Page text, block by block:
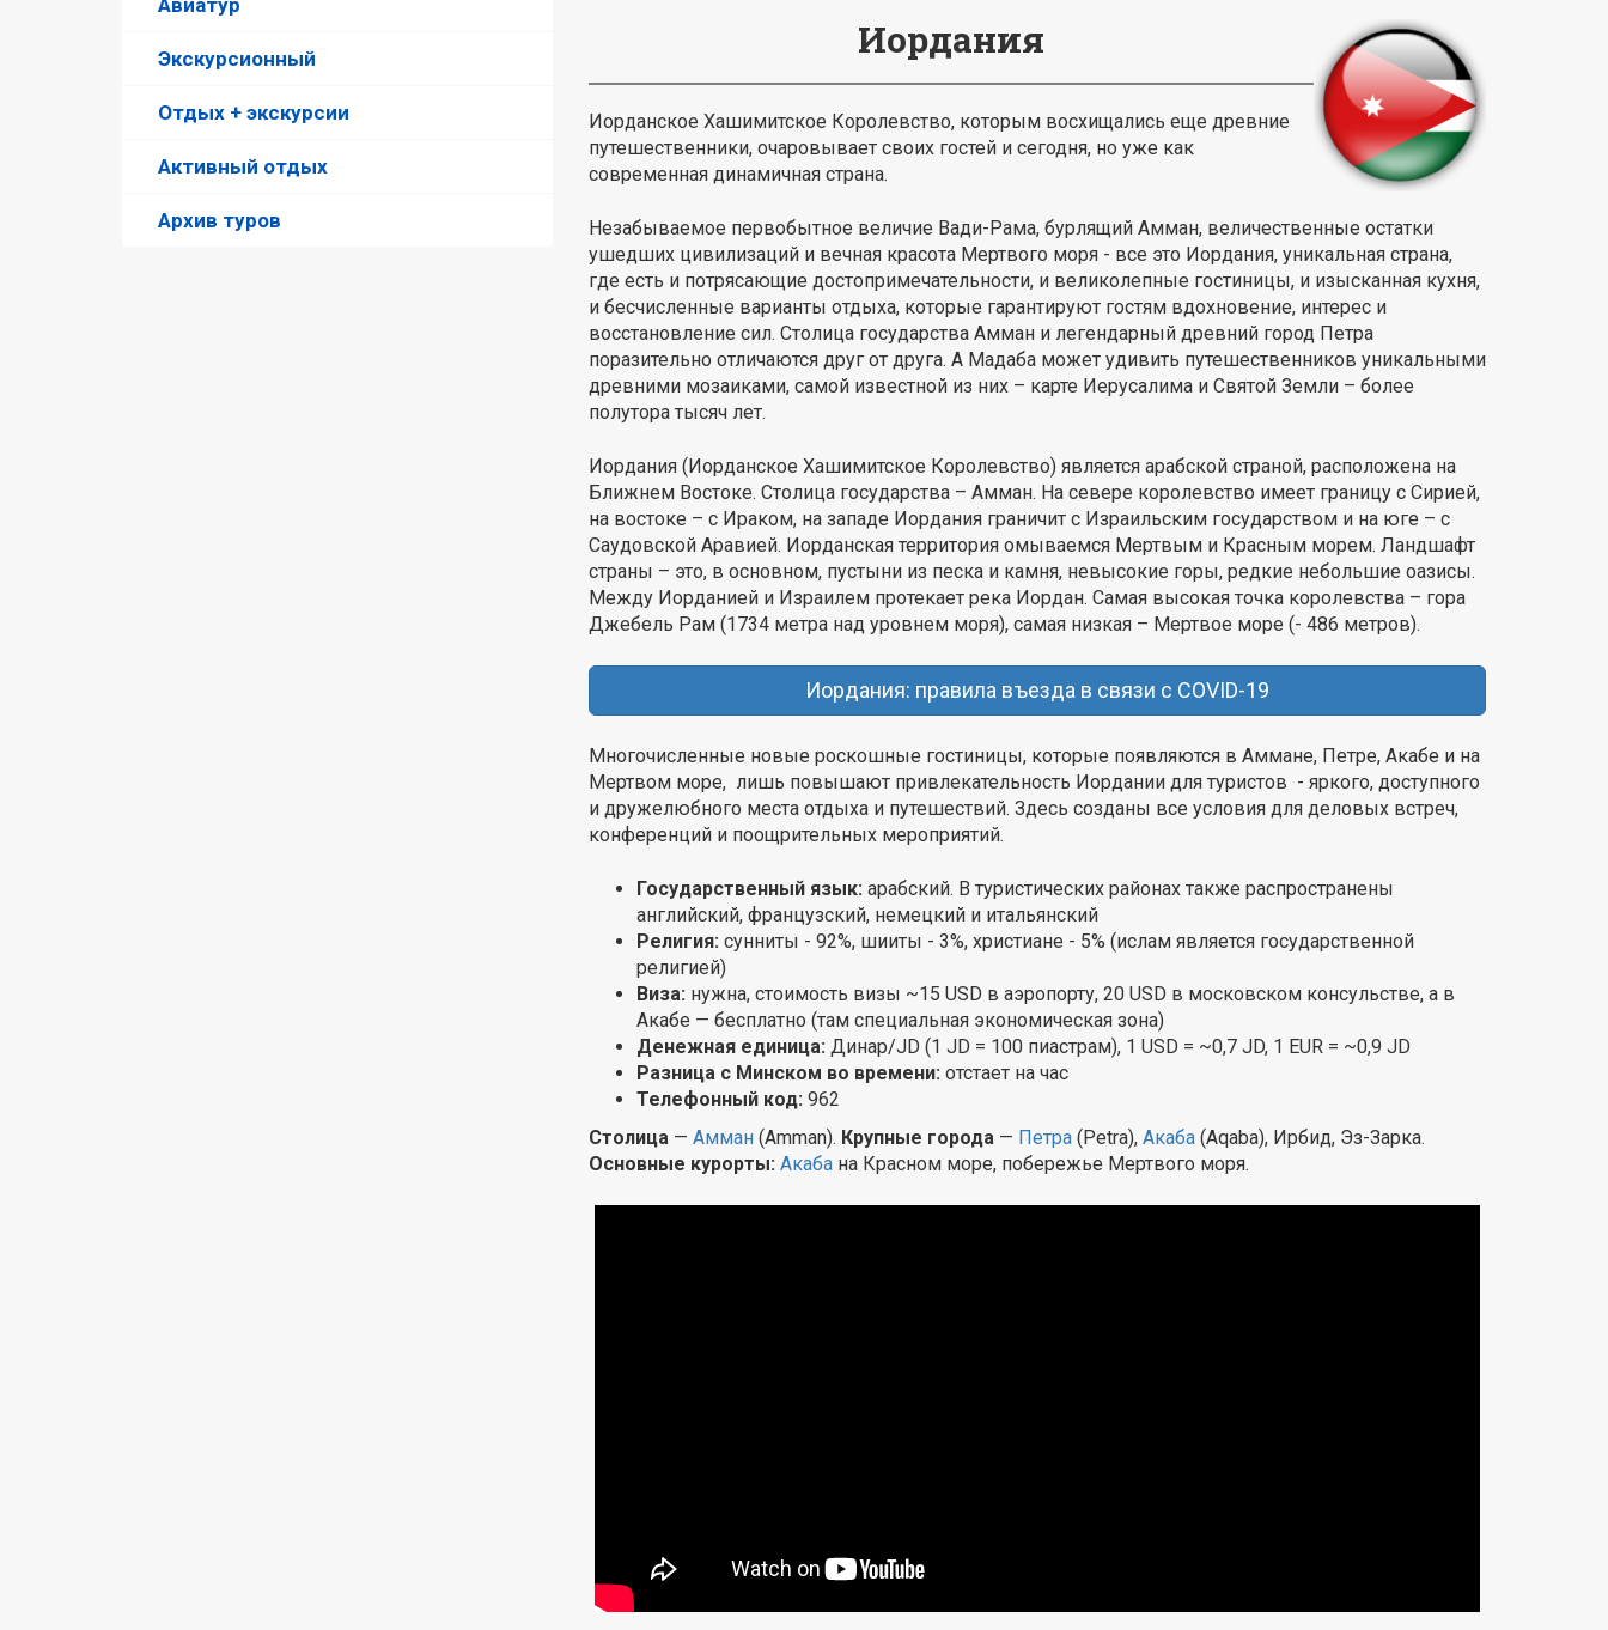
Экскурсионный
Отдых + экскурсии
Активный отдых
Архив туров
Иордания
Иорданское Хашимитское Королевство, которым восхищались еще древние
путешественники, очаровывает своих гостей и сегодня, но уже как
современная динамичная страна.
Незабываемое первобытное величие Вади-Рама, бурлящий Амман, величественные остатки
ушедших цивилизаций и вечная красота Мертвого моря - все это Иордания, уникальная страна,
где есть и потрясающие достопримечательности, и великолепные гостиницы, и изысканная кухня,
и бесчисленные варианты отдыха, которые гарантируют гостям вдохновение, интерес и
восстановление сил. Столица государства Амман и легендарный древний город Петра
поразительно отличаются друг от друга. А Мадаба может удивить путешественников уникальными
древними мозаиками, самой известной из них – карте Иерусалима и Святой Земли – более
полутора тысяч лет.
Иордания (Иорданское Хашимитское Королевство) является арабской страной, расположена на
Ближнем Востоке. Столица государства – Амман. На севере королевство имеет границу с Сирией,
на востоке – с Ираком, на западе Иордания граничит с Израильским государством и на юге – с
Саудовской Аравией. Иорданская территория омываемся Мертвым и Красным морем. Ландшафт
страны – это, в основном, пустыни из песка и камня, невысокие горы, редкие небольшие оазисы.
Между Иорданией и Израилем протекает река Иордан. Самая высокая точка королевства – гора
Джебель Рам (1734 метра над уровнем моря), самая низкая – Мертвое море (- 486 метров).
Иордания: правила въезда в связи с COVID-19
Многочисленные новые роскошные гостиницы, которые появляются в Аммане, Петре, Акабе и на
Мертвом море, лишь повышают привлекательность Иордании для туристов - яркого, доступного
и дружелюбного места отдыха и путешествий. Здесь созданы все условия для деловых встреч,
конференций и поощрительных мероприятий.
Государственный язык: арабский. В туристических районах также распространены
английский, французский, немецкий и итальянский
Религия: сунниты - 92%, шииты - 3%, христиане - 5% (ислам является государственной
религией)
Виза: нужна, стоимость визы ~15 USD в аэропорту, 20 USD в московском консульстве, а в
Акабе — бесплатно (там специальная экономическая зона)
Денежная единица: Динар/JD (1 JD = 100 пиастрам), 1 USD = ~0,7 JD, 1 EUR = ~0,9 JD
Разница с Минском во времени: отстает на час
Телефонный код: 962
Столица — Амман (Amman). Крупные города — Петра (Petra), Акаба (Aqaba), Ирбид, Эз-Зарка.
Основные курорты: Акаба на Красном море, побережье Мертвого моря.